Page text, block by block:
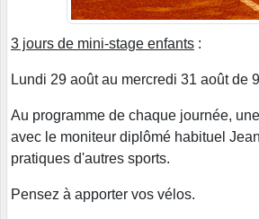
3 jours de mini-stage enfants :
Lundi 29 août au mercredi 31 août de
Au programme de chaque journée,
avec le moniteur diplômé habituel
pratiques d'autres sports.
Pensez à apporter vos vélos.